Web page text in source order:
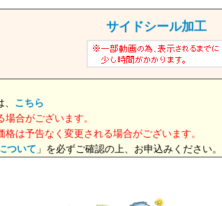
サイドシール加工
こちら
合がございます。
は予告なく変更される場合がございます。
ついて 」を必ずご確認の上、お申込みください。